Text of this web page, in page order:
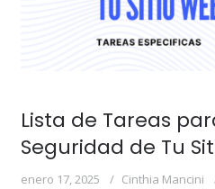
Lista de Tareas
Seguridad de Tu
enero 17, 2025 Cinthia Mancini